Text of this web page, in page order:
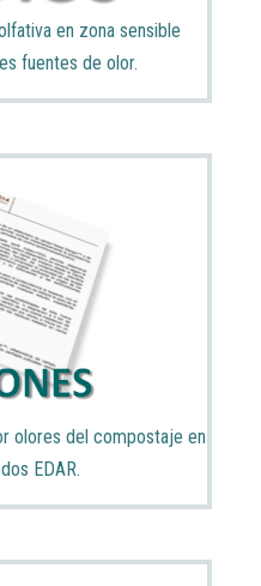
en zona sensible
fuentes de olor.
olores del compostaje en
EDAR.